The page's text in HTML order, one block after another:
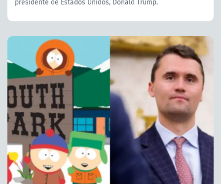
presidente de Estados Unidos, Donald Trump.